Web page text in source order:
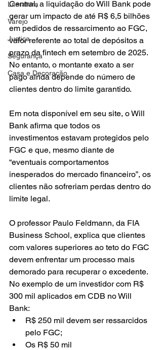
Literatura
Varejo
Justiça
Segurança
Casa e Decoração
Central, a liquidação do Will Bank pode
gerar um impacto de até R$ 6,5 bilhões
em pedidos de ressarcimento ao FGC,
valor referente ao total de depósitos a
prazo da fintech em setembro de 2025.
No entanto, o montante exato a ser
pago ainda depende do número de
clientes dentro do limite garantido.
Em nota disponível em seu site, o Will
Bank afirma que todos os
investimentos estavam protegidos pelo
FGC e que, mesmo diante de
“eventuais comportamentos
inesperados do mercado financeiro”, os
clientes não sofreriam perdas dentro do
limite legal.
O professor Paulo Feldmann, da FIA
Business School, explica que clientes
com valores superiores ao teto do FGC
devem enfrentar um processo mais
demorado para recuperar o excedente.
No exemplo de um investidor com R$
300 mil aplicados em CDB no Will
Bank:
R$ 250 mil devem ser ressarcidos
pelo FGC;
Os R$ 50 mil